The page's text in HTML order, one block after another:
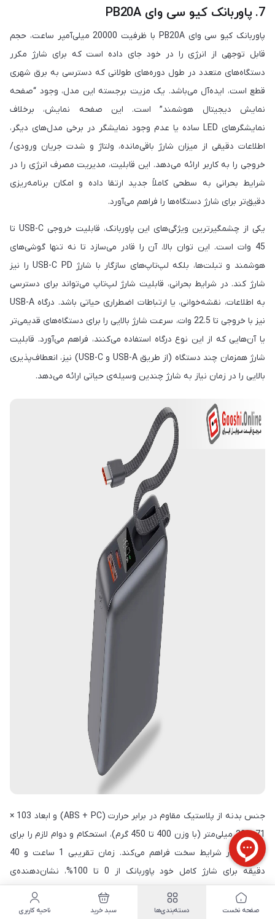
7. پاوربانک کیو سی وای PB20A
پاوربانک کیو سی وای PB20A با ظرفیت 20000 میلی‌آمپر ساعت، حجم
قابل توجهی از انرژی را در خود جای داده است که برای شارژ مکرر
دستگاه‌های متعدد در طول دوره‌های طولانی که دسترسی به برق شهری
قطع است، ایده‌آل می‌باشد. یک مزیت برجسته این مدل، وجود “صفحه
نمایش دیجیتال هوشمند” است. این صفحه نمایش، برخلاف
نمایشگرهای LED ساده یا عدم وجود نمایشگر در برخی مدل‌های دیگر،
اطلاعات دقیقی از میزان شارژ باقی‌مانده، ولتاژ و شدت جریان ورودی/
خروجی را به کاربر ارائه می‌دهد. این قابلیت، مدیریت مصرف انرژی را در
شرایط بحرانی به سطحی کاملاً جدید ارتقا داده و امکان برنامه‌ریزی
دقیق‌تر برای شارژ دستگاه‌ها را فراهم می‌آورد.
یکی از چشمگیرترین ویژگی‌های این پاوربانک، قابلیت خروجی USB-C تا
45 وات است. این توان بالا، آن را قادر می‌سازد تا نه تنها گوشی‌های
هوشمند و تبلت‌ها، بلکه لپ‌تاپ‌های سازگار با شارژ USB-C PD را نیز
شارژ کند. در شرایط بحرانی، قابلیت شارژ لپ‌تاپ می‌تواند برای دسترسی
به اطلاعات، نقشه‌خوانی، یا ارتباطات اضطراری حیاتی باشد. درگاه USB-A
نیز با خروجی تا 22.5 وات، سرعت شارژ بالایی را برای دستگاه‌های قدیمی‌تر
یا آن‌هایی که از این نوع درگاه استفاده می‌کنند، فراهم می‌آورد. قابلیت
شارژ همزمان چند دستگاه (از طریق USB-A و USB-C) نیز، انعطاف‌پذیری
بالایی را در زمان نیاز به شارژ چندین وسیله‌ی حیاتی ارائه می‌دهد.
جنس بدنه از پلاستیک مقاوم در برابر حرارت (ABS + PC) و ابعاد 103 ×
71 × 29 میلی‌متر (با وزن 400 تا 450 گرم)، استحکام و دوام لازم را برای
استفاده در شرایط سخت فراهم می‌کند. زمان تقریبی 1 ساعت و 40
دقیقه برای شارژ کامل خود پاوربانک از 0 تا 100%، نشان‌دهنده‌ی
بهره‌مندی از فناوری شارژ سریع ورودی قدرتمند است که در مواقع
اضطراری که زمان ارزشمند است، بسیار کارآمد می‌باشد. همچنین،
صفحه نخست دسته‌بندی‌ها سبد خرید ناحیه کاربری